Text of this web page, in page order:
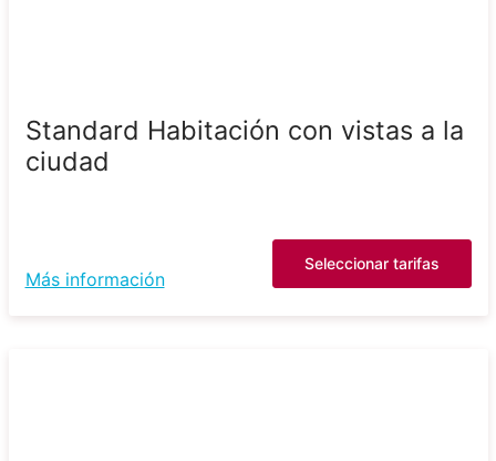
Standard Habitación con vistas a la
ciudad
Más información
Seleccionar tarifas